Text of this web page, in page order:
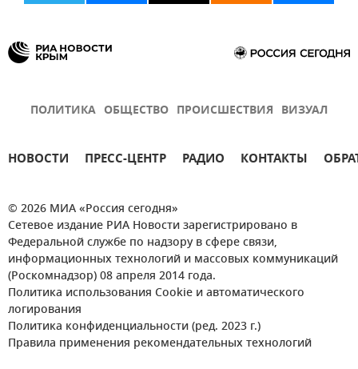
ПОЛИТИКА ОБЩЕСТВО ПРОИСШЕСТВИЯ ВИЗУАЛ
НОВОСТИ ПРЕСС-ЦЕНТР РАДИО КОНТАКТЫ
© 2026 МИА «Россия сегодня»
Сетевое издание РИА Новости зарегистрировано в
Федеральной службе по надзору в сфере связи,
информационных технологий и массовых коммуникаций
(Роскомнадзор) 08 апреля 2014 года.
Политика использования Cookie и автоматического
логирования
Политика конфиденциальности (ред. 2023 г.)
Правила применения рекомендательных технологий